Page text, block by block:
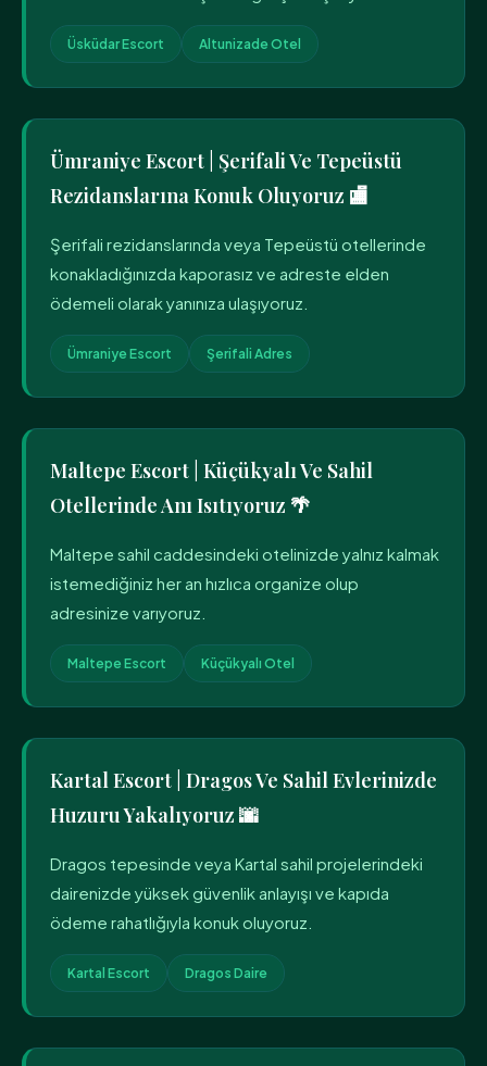
Üsküdar Escort Altunizade Otel
Ümraniye Escort | Şerifali Ve Tepeüstü
Rezidanslarına Konuk Oluyoruz 🏬
Şerifali rezidanslarında veya Tepeüstü otellerinde
konakladığınızda kaporasız ve adreste elden
ödemeli olarak yanınıza ulaşıyoruz.
Ümraniye Escort Şerifali Adres
Maltepe Escort | Küçükyalı Ve Sahil
Otellerinde Anı Isıtıyoruz 🌴
Maltepe sahil caddesindeki otelinizde yalnız kalmak
istemediğiniz her an hızlıca organize olup
adresinize varıyoruz.
Maltepe Escort Küçükyalı Otel
Kartal Escort | Dragos Ve Sahil Evlerinizde
Huzuru Yakalıyoruz 🌆
Dragos tepesinde veya Kartal sahil projelerindeki
dairenizde yüksek güvenlik anlayışı ve kapıda
ödeme rahatlığıyla konuk oluyoruz.
Kartal Escort Dragos Daire